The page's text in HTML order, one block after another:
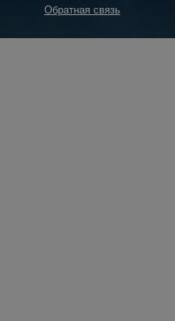
Обратная связь